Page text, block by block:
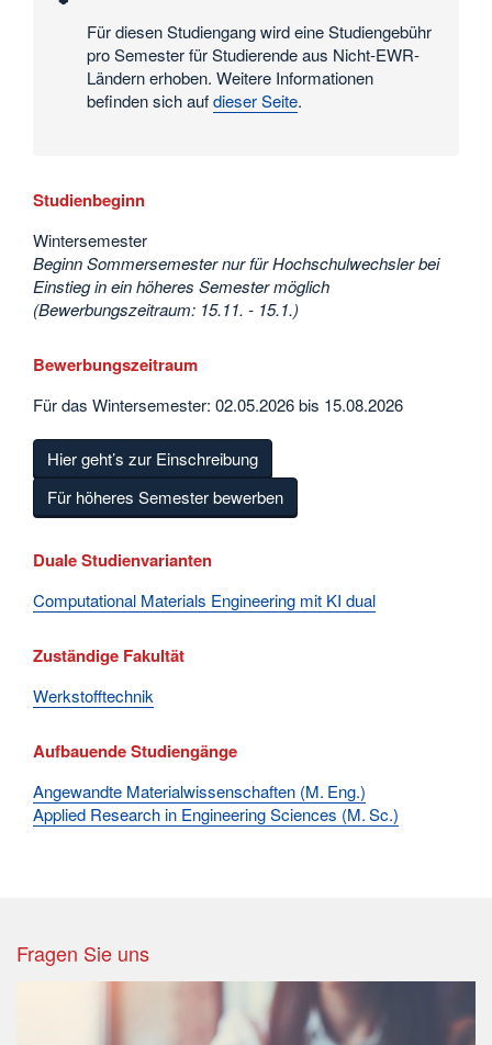
Für diesen Studiengang wird eine Studiengebühr
pro Semester für Studierende aus Nicht-EWR-
Ländern erhoben. Weitere Informationen
befinden sich aufdieser Seite.
Studienbeginn
Wintersemester
Beginn Sommersemester nur für Hochschulwechsler bei
Einstieg in ein höheres Semester möglich
(Bewerbungszeitraum: 15.11. - 15.1.)
Bewerbungszeitraum
Für das Wintersemester: 02.05.2026 bis 15.08.2026
Hier geht’s zur Einschreibung
Für höheres Semester bewerben
Duale Studienvarianten
Computational Materials Engineering mit KI dual
Zuständige Fakultät
Werkstofftechnik
Aufbauende Studiengänge
Angewandte Materialwissenschaften (M. Eng.)
Applied Research in Engineering Sciences (M. Sc.)
Fragen Sie uns